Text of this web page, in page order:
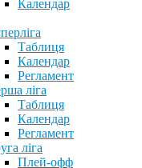
Календар
Таблиця
Календар
Регламент
ліга
Таблиця
Календар
Регламент
ліга
Плей-офф